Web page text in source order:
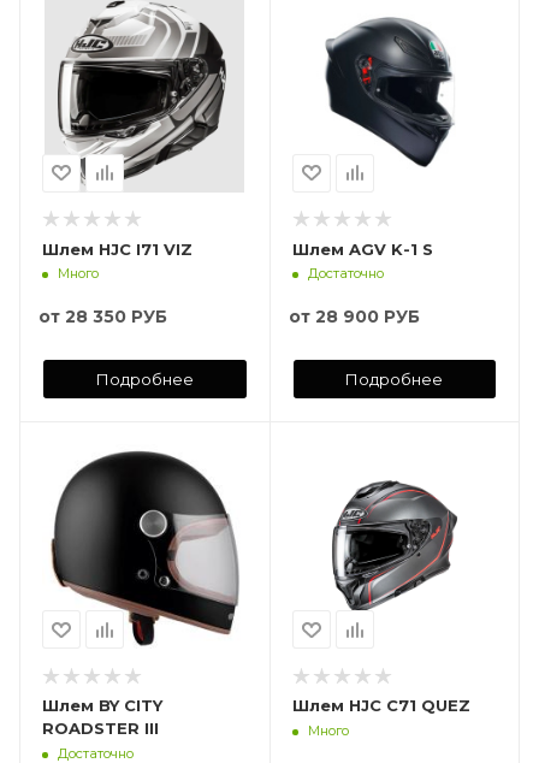
Шлем HJC I71 VIZ
Много
от 28 350 РУБ
Подробнее
Шлем AGV K-1 S
Достаточно
от 28 900 РУБ
Подробнее
Шлем BY CITY
ROADSTER III
Достаточно
Шлем HJC C71 QUEZ
Много